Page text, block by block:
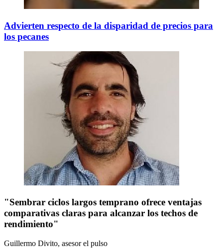
Advierten respecto de la disparidad de precios para
los pecanes
"Sembrar ciclos largos temprano ofrece ventajas
comparativas claras para alcanzar los techos de
rendimiento"
Guillermo Divito, asesor el pulso